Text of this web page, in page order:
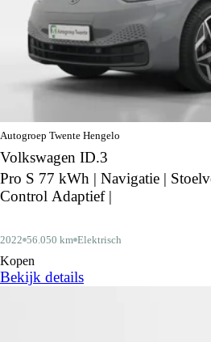
Autogroep Twente Hengelo
Volkswagen ID.3
Pro S 77 kWh | Navigatie |
Control Adaptief |
2022 56.050 km Elektrisch
Kopen
Bekijk details